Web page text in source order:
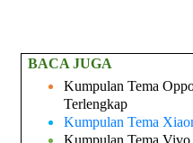
BACA JUGA
Kumpulan Tema
Terlengkap
Kumpulan Tema
Kumpulan Tema